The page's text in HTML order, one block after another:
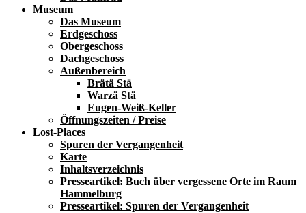
Museum
Das Museum
Erdgeschoss
Obergeschoss
Dachgeschoss
Außenbereich
Brätä Stä
Warzä Stä
Eugen-Weiß-Keller
Öffnungszeiten / Preise
Lost-Places
Spuren der Vergangenheit
Karte
Inhaltsverzeichnis
Presseartikel: Buch über vergessene Orte im Raum
Hammelburg
Presseartikel: Spuren der Vergangenheit